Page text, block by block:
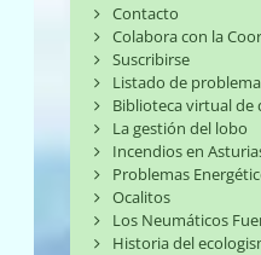
Contacto
Colabora con la
Suscribirse
Listado de
Biblioteca virtual de
La gestión del lobo
Incendios en
Problemas
Ocalitos
Los Neumáticos
Historia del